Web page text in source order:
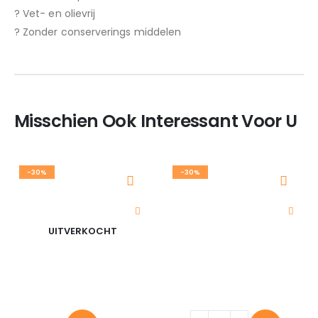
? Vet- en olievrij
? Zonder conserverings middelen
Misschien Ook Interessant Voor U
-30%
UITVERKOCHT
-30%